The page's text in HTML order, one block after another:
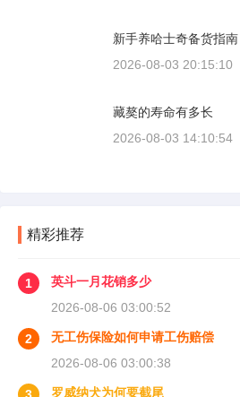
新手养哈士奇备货指南
2026-08-03 20:15:10
藏獒的寿命有多长
2026-08-03 14:10:54
精彩推荐
1
英斗一月花销多少
2026-08-06 03:00:52
2
无工伤保险如何申请工伤赔偿
2026-08-06 03:00:38
罗威纳犬为何要截尾